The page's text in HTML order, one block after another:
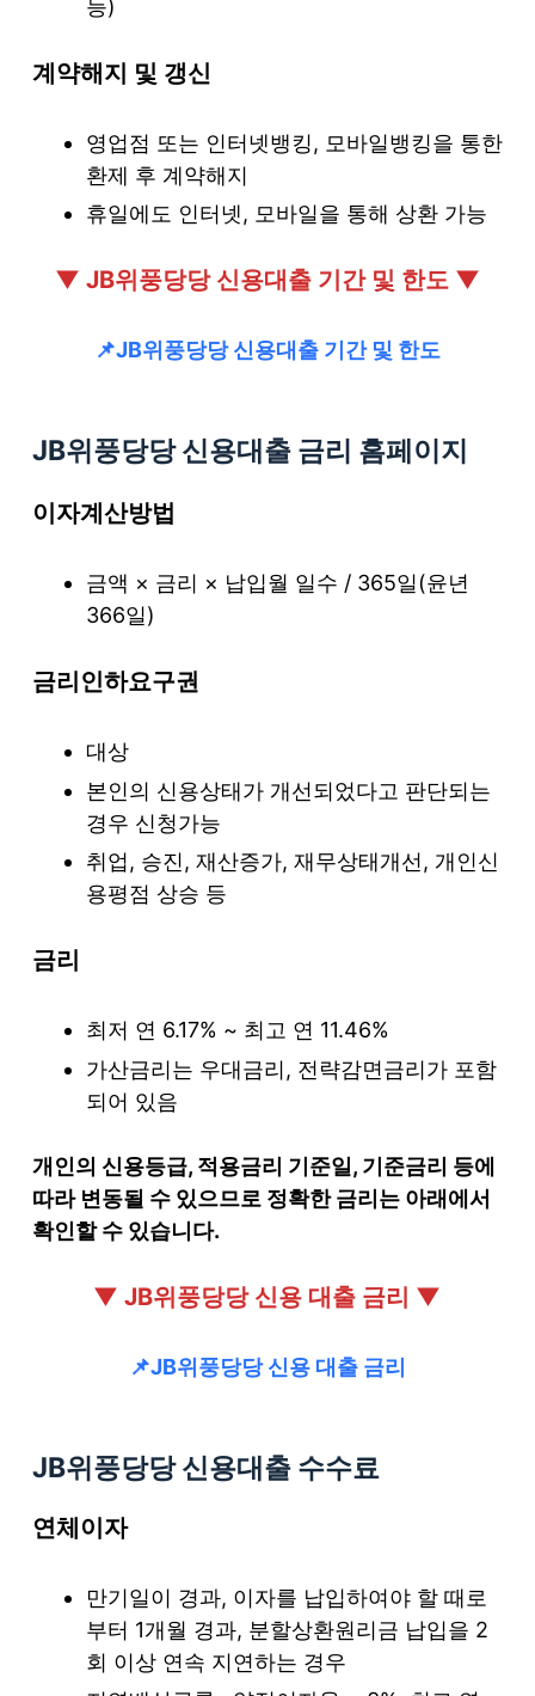
능)
계약해지 및 갱신
영업점 또는 인터넷뱅킹, 모바일뱅킹을 통한
환제 후 계약해지
휴일에도 인터넷, 모바일을 통해 상환 가능
▼ JB위풍당당 신용대출 기간 및 한도 ▼
📌JB위풍당당 신용대출 기간 및 한도
JB위풍당당 신용대출 금리 홈페이지
이자계산방법
금액 × 금리 × 납입월 일수 / 365일(윤년
366일)
금리인하요구권
대상
본인의 신용상태가 개선되었다고 판단되는
경우 신청가능
취업, 승진, 재산증가, 재무상태개선, 개인신
용평점 상승 등
금리
최저 연 6.17% ~ 최고 연 11.46%
가산금리는 우대금리, 전략감면금리가 포함
되어 있음
개인의 신용등급, 적용금리 기준일, 기준금리 등에
따라 변동될 수 있으므로 정확한 금리는 아래에서
확인할 수 있습니다.
▼ JB위풍당당 신용 대출 금리 ▼
📌JB위풍당당 신용 대출 금리
JB위풍당당 신용대출 수수료
연체이자
만기일이 경과, 이자를 납입하여야 할 때로
부터 1개월 경과, 분할상환원리금 납입을 2
회 이상 연속 지연하는 경우